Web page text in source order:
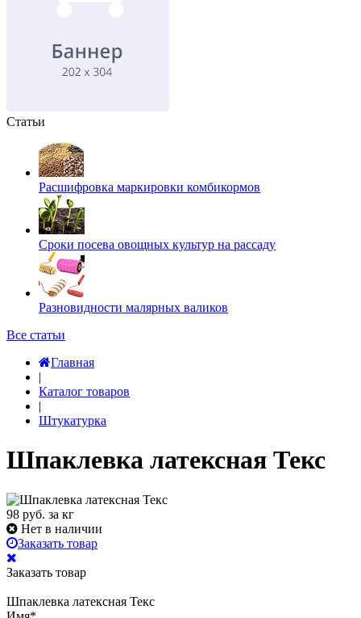
Статьи
Расшифровка маркировки комбикормов
Сроки посева овощных культур на рассаду
Разновидности малярных валиков
Все статьи
Главная
|
Каталог товаров
|
Штукатурка
Шпаклевка латексная Текс
98 руб. за кг
Нет в наличии
Заказать товар
Заказать товар
Шпаклевка латексная Текс